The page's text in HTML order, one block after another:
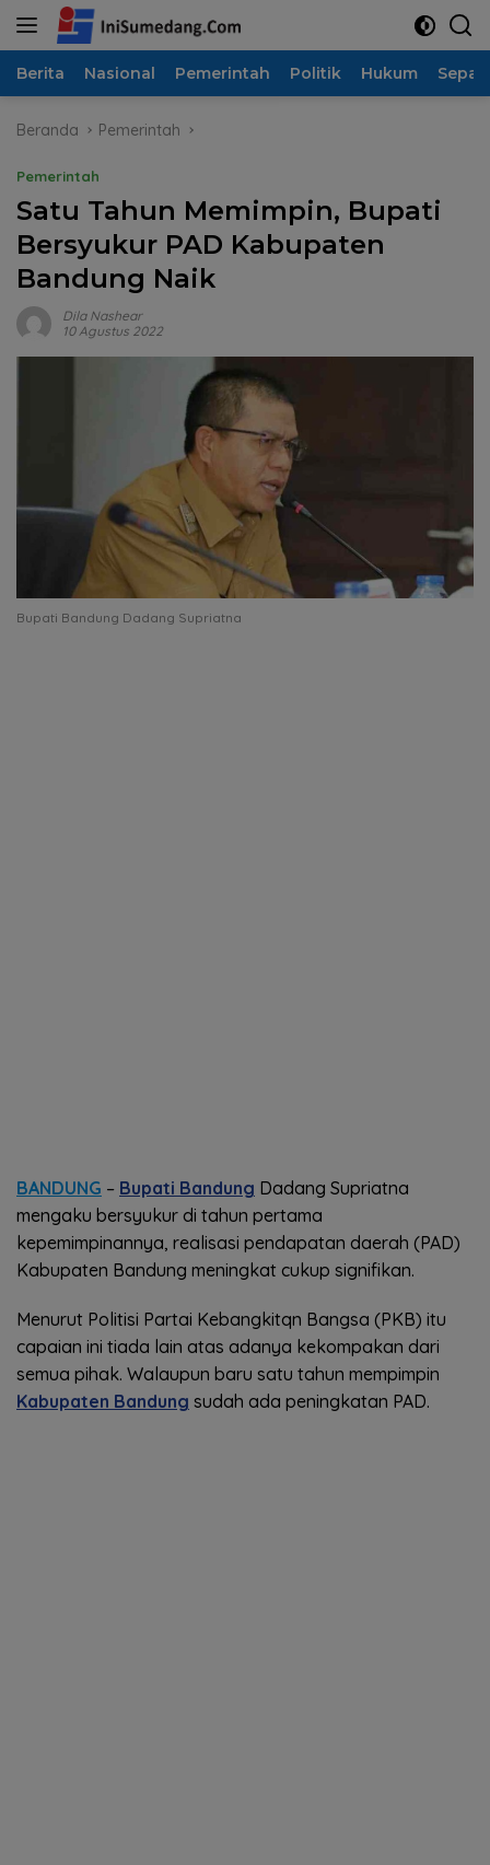
Langsung
Berita Nasional Pemerintah Politik Hukum
Beranda Pemerintah
Pemerintah
Satu Tahun Memimpin, Bupati
Bersyukur PAD Kabupaten
Bandung Naik
Dila Nashear
10 Agustus 2022
Bupati Bandung Dadang Supriatna
BANDUNG – Bupati Bandung Dadang Supriatna
mengaku bersyukur di tahun pertama
kepemimpinannya, realisasi pendapatan daerah (PAD)
Kabupaten Bandung meningkat cukup signifikan.
Menurut Politisi Partai Kebangkitqn Bangsa (PKB) itu
capaian ini tiada lain atas adanya kekompakan dari
semua pihak. Walaupun baru satu tahun mempimpin
Kabupaten Bandung sudah ada peningkatan PAD.